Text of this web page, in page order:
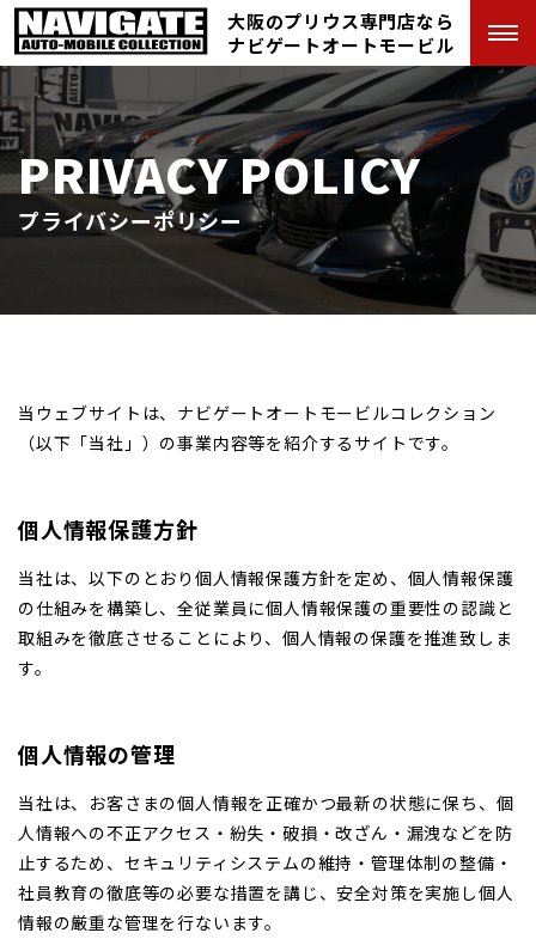
大阪のプリウス専門店なら
ナビゲートオートモービル
PRIVACY POLICY
プライバシーポリシー
当ウェブサイトは、ナビゲートオートモービルコレクション
（以下「当社」）の事業内容等を紹介するサイトです。
個人情報保護方針
当社は、以下のとおり個人情報保護方針を定め、個人情報保護
の仕組みを構築し、全従業員に個人情報保護の重要性の認識と
取組みを徹底させることにより、個人情報の保護を推進致しま
す。
個人情報の管理
当社は、お客さまの個人情報を正確かつ最新の状態に保ち、個
人情報への不正アクセス・紛失・破損・改ざん・漏洩などを防
止するため、セキュリティシステムの維持・管理体制の整備・
社員教育の徹底等の必要な措置を講じ、安全対策を実施し個人
情報の厳重な管理を行ないます。